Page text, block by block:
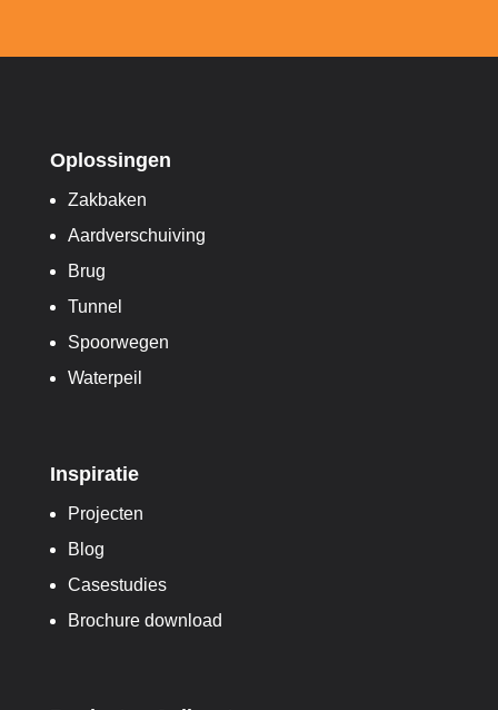
Oplossingen
Zakbaken
Aardverschuiving
Brug
Tunnel
Spoorwegen
Waterpeil
Inspiratie
Projecten
Blog
Casestudies
Brochure download